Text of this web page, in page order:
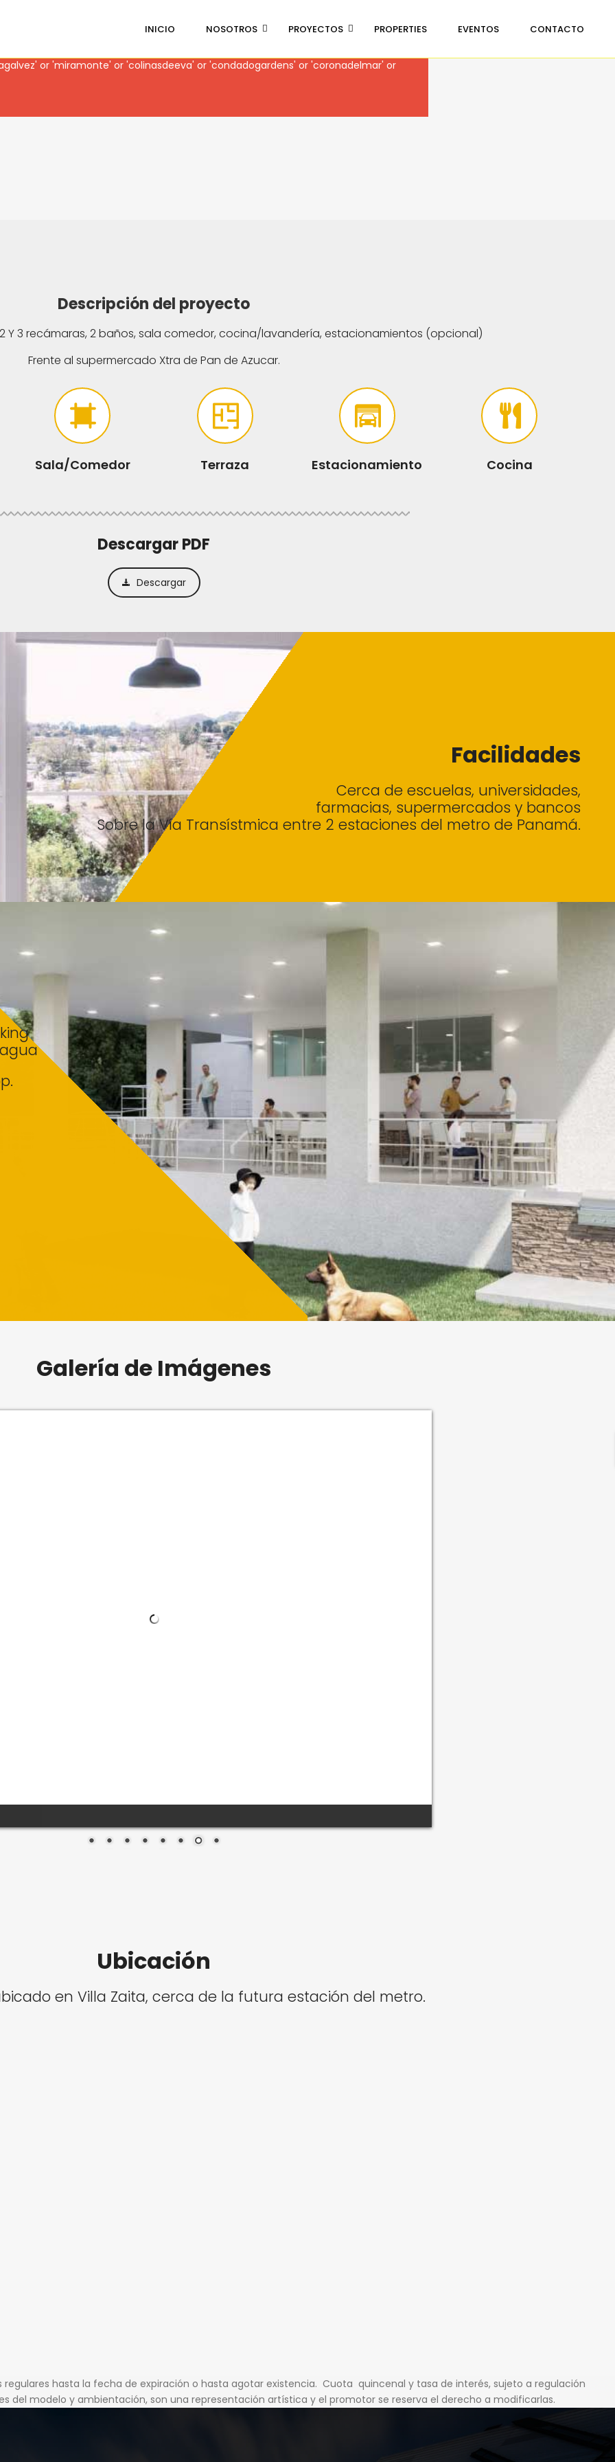
INICIO NOSOTROS PROYECTOS PROPERTIES EVENTOS CONTACTO
or 'miramonte' or 'colinasdeeva' or 'condadogardens' or 'coronadelmar' or
Descripción del proyecto
Y 3 recámaras, 2 baños, sala comedor, cocina/lavandería, estacionamientos (opcional)
Frente al supermercado Xtra de Pan de Azucar.
Sala/Comedor Terraza Estacionamiento Cocina
Descargar PDF
Descargar
Facilidades
Cerca de escuelas, universidades,
farmacias, supermercados y bancos
Sobre la Vía Transístmica entre 2 estaciones del metro de Panamá.
Galería de Imágenes
Ubicación
en Villa Zaita, cerca de la futura estación del metro.
regulares hasta la fecha de expiración o hasta agotar existencia. Cuota quincenal y tasa de interés, sujeto a regulación
del modelo y ambientación, son una representación artística y el promotor se reserva el derecho a modificarlas.